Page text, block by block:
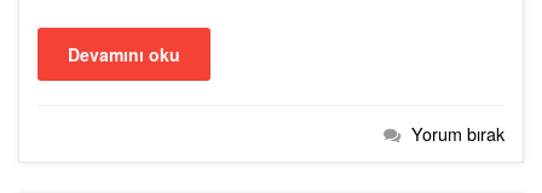
Devamını oku
Yorum bırak